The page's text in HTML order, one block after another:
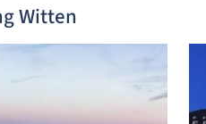
Witten